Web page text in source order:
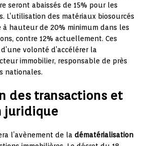
seront abaissés de 15% pour les
L’utilisation des matériaux biosourcés
à hauteur de 20% minimum dans les
contre 12% actuellement. Ces
volonté d’accélérer la
immobilier, responsable de près
nationales.
des transactions et
juridique
l’avènement de la dématérialisation